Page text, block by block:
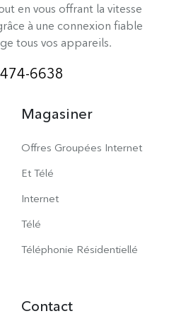
en vous offrant la vitesse
à une connexion fiable
tous vos appareils.
6638
Magasiner
Offres Groupées Internet
Et Télé
Internet
Télé
Téléphonie Résidentiellé
Contact